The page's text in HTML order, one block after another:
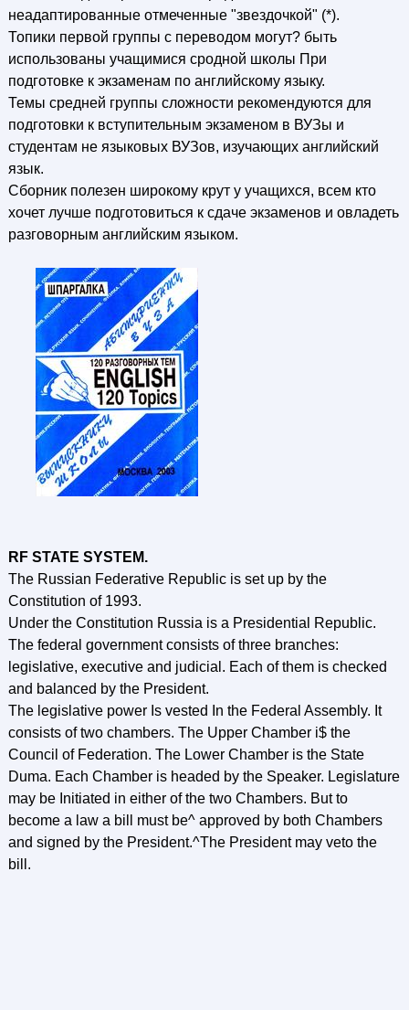
неадаптированные отмеченные "звездочкой" (*).
Топики первой группы с переводом могут? быть
использованы учащимися сродной школы При
подготовке к экзаменам по английскому языку.
Темы средней группы сложности рекомендуются для
подготовки к вступительным экзаменом в ВУЗы и
студентам не языковых ВУЗов, изучающих английский
язык.
Сборник полезен широкому крут у учащихся, всем кто
хочет лучше подготовиться к сдаче экзаменов и овладеть
разговорным английским языком.
RF STATE SYSTEM.
The Russian Federative Republic is set up by the
Constitution of 1993.
Under the Constitution Russia is a Presidential Republic.
The federal government consists of three branches:
legislative, executive and judicial. Each of them is checked
and balanced by the President.
The legislative power Is vested In the Federal Assembly. It
consists of two chambers. The Upper Chamber i$ the
Council of Federation. The Lower Chamber is the State
Duma. Each Chamber is headed by the Speaker. Legislature
may be Initiated in either of the two Chambers. But to
become a law a bill must be^ approved by both Chambers
and signed by the President.^The President may veto the
bill.